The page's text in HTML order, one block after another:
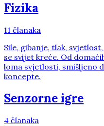
Fizika
11 članaka
Sile, gibanje, tlak,
se svijet kreće. Od
loma svjetlosti, smišljeno
koncepte.
Senzorne igre
4 članaka